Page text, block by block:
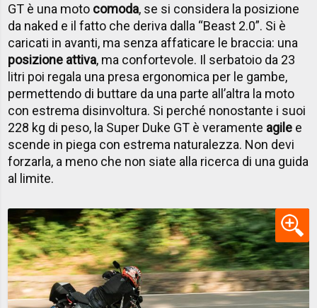
GT è una moto comoda, se si considera la posizione
da naked e il fatto che deriva dalla “Beast 2.0”. Si è
caricati in avanti, ma senza affaticare le braccia: una
posizione attiva, ma confortevole. Il serbatoio da 23
litri poi regala una presa ergonomica per le gambe,
permettendo di buttare da una parte all’altra la moto
con estrema disinvoltura. Si perché nonostante i suoi
228 kg di peso, la Super Duke GT è veramente agile e
scende in piega con estrema naturalezza. Non devi
forzarla, a meno che non siate alla ricerca di una guida
al limite.